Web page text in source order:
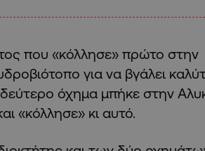
που «κόλλησε» πρώτο στην
για να βγάλει
όχημα μπήκε στην
«κόλλησε» κι αυτό.